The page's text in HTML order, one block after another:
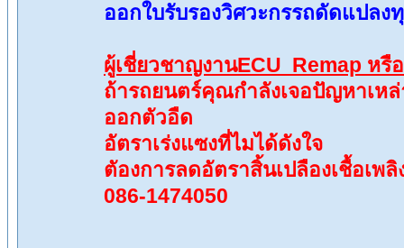
ออกใบรับรองวิศวะกรรถดัดแปลง
ผู้เชี่ยวชาญงานECU Remap หรื
ถ้ารถยนตร์คุณกำลังเจอปัญหาเห
ออกตัวอืด
อัตราเร่งแซงที่ไมได้ดังใจ
ตัองการลดอัตราสิ้นเปลืองเชื้อเพ
086-1474050